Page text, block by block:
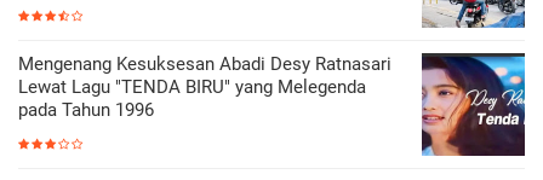
Mengenang Kesuksesan Abadi Desy Ratnasari
Lewat Lagu "TENDA BIRU" yang Melegenda
pada Tahun 1996